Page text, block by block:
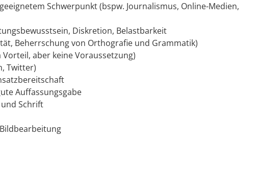
Schwerpunkt (bspw. Journalismus, Online-Medien,
Diskretion, Belastbarkeit
Beherrschung von Orthografie und Grammatik)
aber keine Voraussetzung)
Twitter)
Auffassungsgabe
Schrift